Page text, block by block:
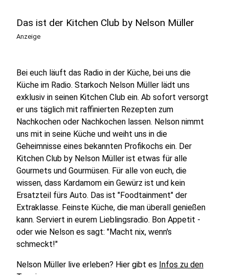
Das ist der Kitchen Club by Nelson Müller
Anzeige
Bei euch läuft das Radio in der Küche, bei uns die
Küche im Radio. Starkoch Nelson Müller lädt uns
exklusiv in seinen Kitchen Club ein. Ab sofort versorgt
er uns täglich mit raffinierten Rezepten zum
Nachkochen oder Nachkochen lassen. Nelson nimmt
uns mit in seine Küche und weiht uns in die
Geheimnisse eines bekannten Profikochs ein. Der
Kitchen Club by Nelson Müller ist etwas für alle
Gourmets und Gourmüsen. Für alle von euch, die
wissen, dass Kardamom ein Gewürz ist und kein
Ersatzteil fürs Auto. Das ist "Foodtainment" der
Extraklasse. Feinste Küche, die man überall genießen
kann. Serviert in eurem Lieblingsradio. Bon Appetit -
oder wie Nelson es sagt: "Macht nix, wenn's
schmeckt!"
Nelson Müller live erleben? Hier gibt es Infos zu den